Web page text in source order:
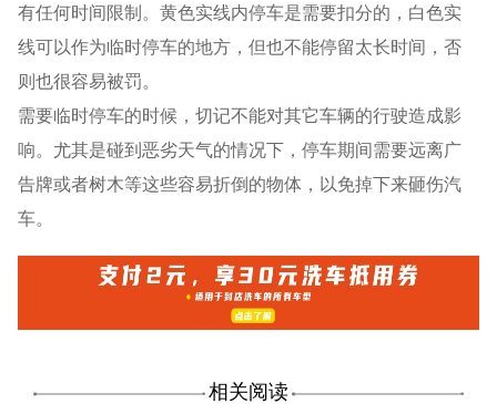
有任何时间限制。黄色实线内停车是需要扣分的，白色实
线可以作为临时停车的地方，但也不能停留太长时间，否
则也很容易被罚。
需要临时停车的时候，切记不能对其它车辆的行驶造成影
响。尤其是碰到恶劣天气的情况下，停车期间需要远离广
告牌或者树木等这些容易折倒的物体，以免掉下来砸伤汽
车。
相关阅读